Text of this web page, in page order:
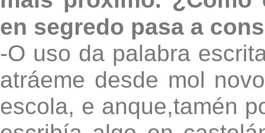
en segredo pasa a
-O uso da palabra
atráeme desde mol
escola, e anque,tamén